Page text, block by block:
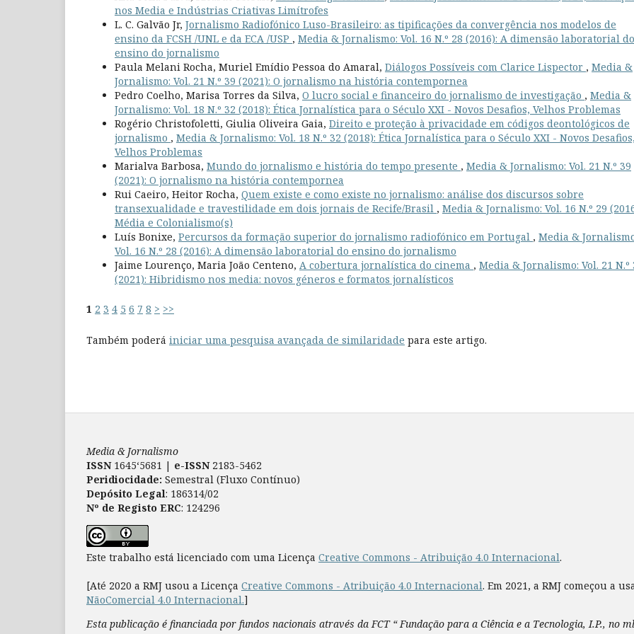
nos Media e Indústrias Criativas Limítrofes
L. C. Galvão Jr, Jornalismo Radiofónico Luso-Brasileiro: as tipificações da convergência nos modelos de
ensino da FCSH /UNL e da ECA /USP , Media & Jornalismo: Vol. 16 N.º 28 (2016): A dimensão laboratorial do
ensino do jornalismo
Paula Melani Rocha, Muriel Emídio Pessoa do Amaral, Diálogos Possíveis com Clarice Lispector , Media &
Jornalismo: Vol. 21 N.º 39 (2021): O jornalismo na história contempornea
Pedro Coelho, Marisa Torres da Silva, O lucro social e financeiro do jornalismo de investigação , Media &
Jornalismo: Vol. 18 N.º 32 (2018): Ética Jornalística para o Século XXI - Novos Desafios, Velhos Problemas
Rogério Christofoletti, Giulia Oliveira Gaia, Direito e proteção à privacidade em códigos deontológicos de
jornalismo , Media & Jornalismo: Vol. 18 N.º 32 (2018): Ética Jornalística para o Século XXI - Novos Desafios,
Velhos Problemas
Marialva Barbosa, Mundo do jornalismo e história do tempo presente , Media & Jornalismo: Vol. 21 N.º 39
(2021): O jornalismo na história contempornea
Rui Caeiro, Heitor Rocha, Quem existe e como existe no jornalismo: análise dos discursos sobre
transexualidade e travestilidade em dois jornais de Recife/Brasil , Media & Jornalismo: Vol. 16 N.º 29
Média e Colonialismo(s)
Luís Bonixe, Percursos da formação superior do jornalismo radiofónico em Portugal , Media &
Vol. 16 N.º 28 (2016): A dimensão laboratorial do ensino do jornalismo
Jaime Lourenço, Maria João Centeno, A cobertura jornalística do cinema , Media & Jornalismo: Vol. 21 N.º
(2021): Hibridismo nos media: novos géneros e formatos jornalísticos
1 2 3 4 5 6 7 8 > >>
Também poderá iniciar uma pesquisa avançada de similaridade para este artigo.
Media & Jornalismo
ISSN 1645‘5681 | e-ISSN2183-5462
Peridiocidade: Semestral (Fluxo Contínuo)
Depósito Legal: 186314/02
Nº de Registo ERC: 124296
Este trabalho está licenciado com uma Licença Creative Commons - Atribuição 4.0 Internacional.
[Até 2020 a RMJ usou a Licença Creative Commons - Atribuição 4.0 Internacional. Em 2021, a RMJ começou a
NãoComercial 4.0 Internacional.]
Esta publicação é financiada por fundos nacionais através da FCT “ Fundação para a Ciência e a Tecnologia, I.P., no